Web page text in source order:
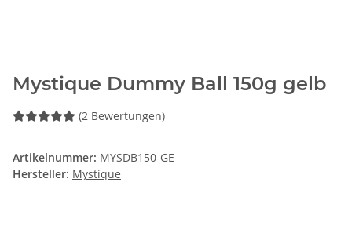
Mystique Dummy Ball 150g gelb
(2 Bewertungen)
Artikelnummer: MYSDB150-GE
Hersteller: Mystique